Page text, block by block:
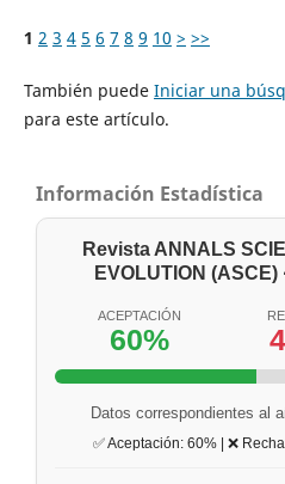
1 2 3 4 5 6 7 8 9 10 > >>
También puede Iniciar una
para este artículo.
Información Estadística
Revista ANNALS
EVOLUTION (ASCE)
ACEPTACIÓN
60%
Datos correspondientes al
✅ Aceptación: 60% | ❌